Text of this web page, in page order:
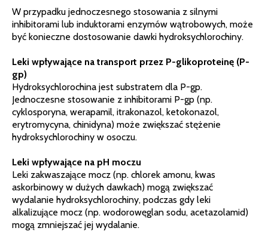
W przypadku jednoczesnego stosowania z silnymi
inhibitorami lub induktorami enzymów wątrobowych, może
być konieczne dostosowanie dawki hydroksychlorochiny.
Leki wpływające na transport przez P-glikoproteinę (P-
gp)
Hydroksychlorochina jest substratem dla P-gp.
Jednoczesne stosowanie z inhibitorami P-gp (np.
cyklosporyna, werapamil, itrakonazol, ketokonazol,
erytromycyna, chinidyna) może zwiększać stężenie
hydroksychlorochiny w osoczu.
Leki wpływające na pH moczu
Leki zakwaszające mocz (np. chlorek amonu, kwas
askorbinowy w dużych dawkach) mogą zwiększać
wydalanie hydroksychlorochiny, podczas gdy leki
alkalizujące mocz (np. wodorowęglan sodu, acetazolamid)
mogą zmniejszać jej wydalanie.